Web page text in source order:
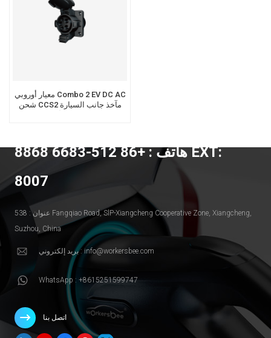
معيار أوروبي Combo 2 EV DC AC
شحن CCS2 مآخذ جانب السيارة
هاتف : +86 512-6683 8868 EXT:
8007
عنوان : 538 Fangqiao Road, SlP-Xiangcheng Cooperative Zone, Xiangcheng,
Suzhou, China
بريد إلكتروني : info@workersbee.com
WhatsApp : +8615251599747
اتصل بنا